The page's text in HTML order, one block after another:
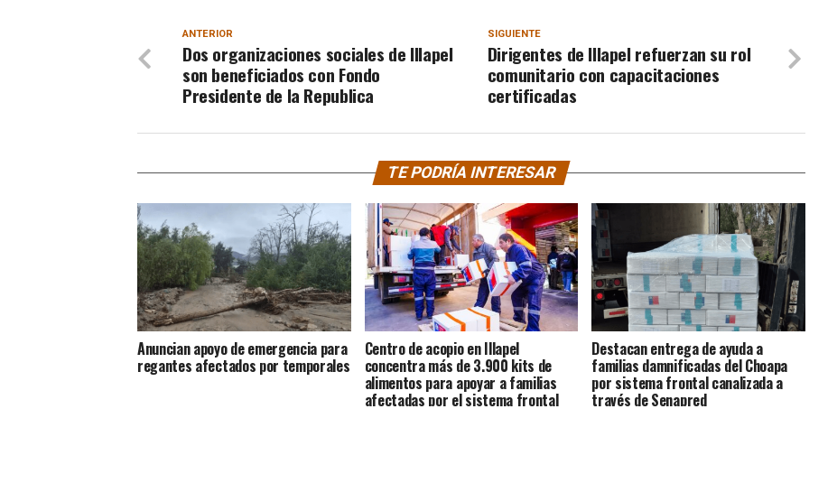
SIGUIENTE
Dirigentes de Illapel refuerzan su rol
comunitario con capacitaciones
certificadas
ANTERIOR
Dos organizaciones sociales de Illapel
son beneficiados con Fondo
Presidente de la Republica
TE PODRÍA INTERESAR
Anuncian apoyo de emergencia para
regantes afectados por temporales
Centro de acopio en Illapel
concentra más de 3.900 kits de
alimentos para apoyar a familias
afectadas por el sistema frontal
Destacan entrega de ayuda a
familias damnificadas del Choapa
por sistema frontal canalizada a
través de Senapred